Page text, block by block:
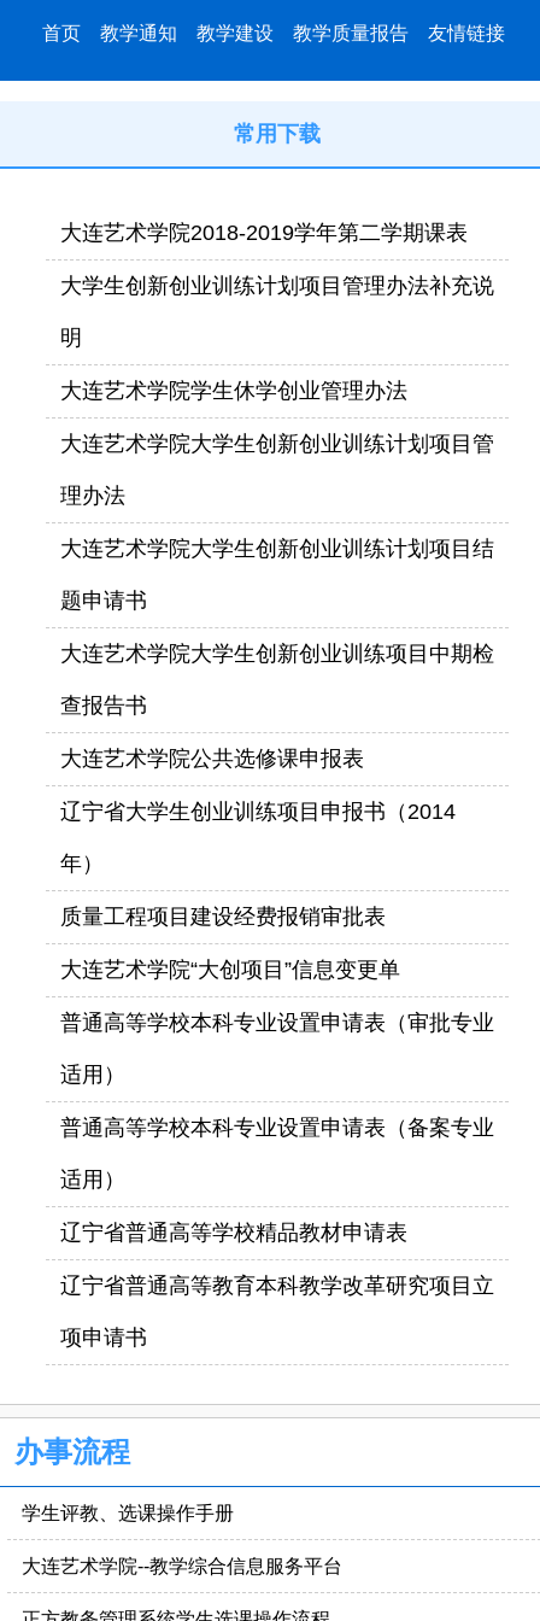
首页 教学通知 教学建设 教学质量报告 友情链接
常用下载
大连艺术学院2018-2019学年第二学期课表
大学生创新创业训练计划项目管理办法补充说
明
大连艺术学院学生休学创业管理办法
大连艺术学院大学生创新创业训练计划项目管
理办法
大连艺术学院大学生创新创业训练计划项目结
题申请书
大连艺术学院大学生创新创业训练项目中期检
查报告书
大连艺术学院公共选修课申报表
辽宁省大学生创业训练项目申报书（2014
年）
质量工程项目建设经费报销审批表
大连艺术学院“大创项目”信息变更单
普通高等学校本科专业设置申请表（审批专业
适用）
普通高等学校本科专业设置申请表（备案专业
适用）
辽宁省普通高等学校精品教材申请表
辽宁省普通高等教育本科教学改革研究项目立
项申请书
办事流程
学生评教、选课操作手册
大连艺术学院--教学综合信息服务平台